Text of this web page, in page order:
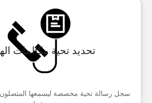
تحديد تحية مكالمات
سجل رسالة تحية مخصصة ليسمعها